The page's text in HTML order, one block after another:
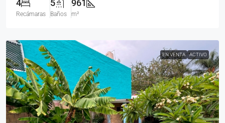
4
Recámaras
5
Baños
961
m²
EN VENTA ACTIVO